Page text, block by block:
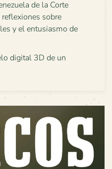
de la Corte
sobre
y el entusiasmo de
digital 3D de un